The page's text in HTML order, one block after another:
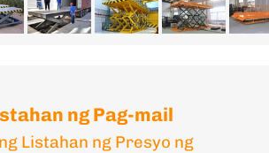
ng Pag-mail
Listahan ng Presyo ng